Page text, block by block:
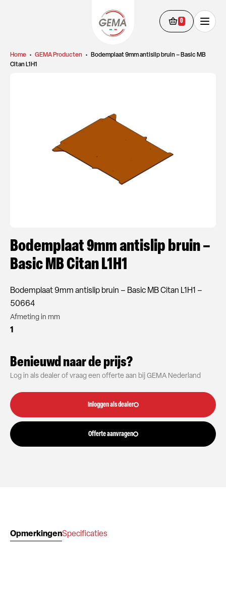
0
Home • GEMA Producten •
Bodemplaat 9mm antislip bruin – Basic MB
Citan L1H1
Bodemplaat 9mm antislip bruin –
Basic MB Citan L1H1
Bodemplaat 9mm antislip bruin – Basic MB Citan L1H1 –
50664
Afmeting in mm
1
Benieuwd naar de prijs?
Log in als dealer of vraag een offerte aan bij GEMA Nederland
Inloggen als dealer
Offerte aanvragen
OpmerkingenSpecificaties